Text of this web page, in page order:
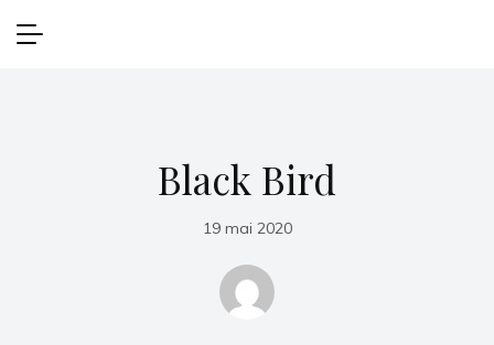
Black Bird
19 mai 2020